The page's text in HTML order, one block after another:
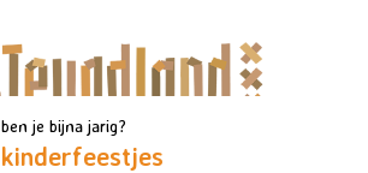
ben je bijna jarig?
kinderfeestjes